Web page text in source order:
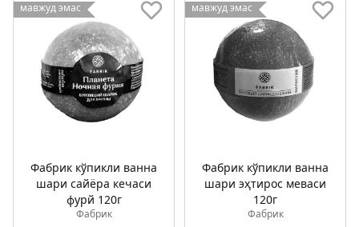
мавжуд эмас
Фабрик кўпикли ванна
шари сайёра кечаси
фурй 120г
Фабрик
мавжуд эмас
Фабрик кўпикли ванна
шари эҳтирос меваси
120г
Фабрик